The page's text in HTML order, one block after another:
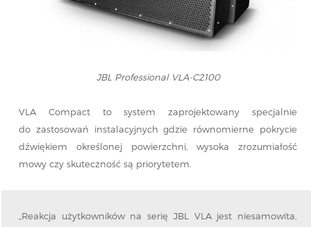
JBL Professional VLA-C2100
VLA Compact to system zaprojektowany specjalnie
do zastosowań instalacyjnych gdzie równomierne pokrycie
dźwiękiem określonej powierzchni, wysoka zrozumiałość
mowy czy skuteczność są priorytetem.
„Reakcja użytkowników na serię JBL VLA jest niesamowita,